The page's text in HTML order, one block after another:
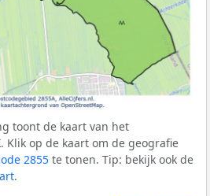
toont de kaart van het
Klik op de kaart om de geografie
2855 te tonen. Tip: bekijk ook de
.